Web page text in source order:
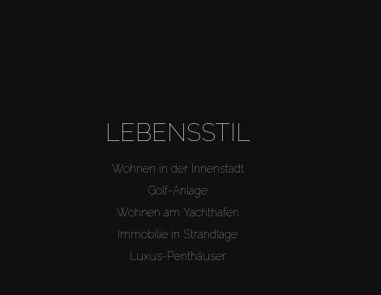
LEBENSSTIL
Wohnen in der Innenstadt
Golf-Anlage
Wohnen am Yachthafen
Immobilie in Strandlage
Luxus-Penthäuser